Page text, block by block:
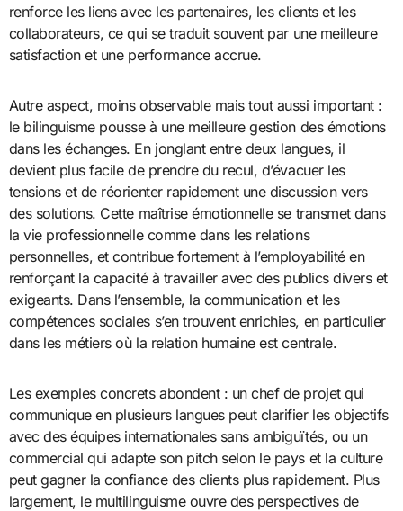
renforce les liens avec les partenaires, les clients et les
collaborateurs, ce qui se traduit souvent par une meilleure
satisfaction et une performance accrue.
Autre aspect, moins observable mais tout aussi important :
le bilinguisme pousse à une meilleure gestion des émotions
dans les échanges. En jonglant entre deux langues, il
devient plus facile de prendre du recul, d’évacuer les
tensions et de réorienter rapidement une discussion vers
des solutions. Cette maîtrise émotionnelle se transmet dans
la vie professionnelle comme dans les relations
personnelles, et contribue fortement à l’employabilité en
renforçant la capacité à travailler avec des publics divers et
exigeants. Dans l’ensemble, la communication et les
compétences sociales s’en trouvent enrichies, en particulier
dans les métiers où la relation humaine est centrale.
Les exemples concrets abondent : un chef de projet qui
communique en plusieurs langues peut clarifier les objectifs
avec des équipes internationales sans ambiguïtés, ou un
commercial qui adapte son pitch selon le pays et la culture
peut gagner la confiance des clients plus rapidement. Plus
largement, le multilinguisme ouvre des perspectives de